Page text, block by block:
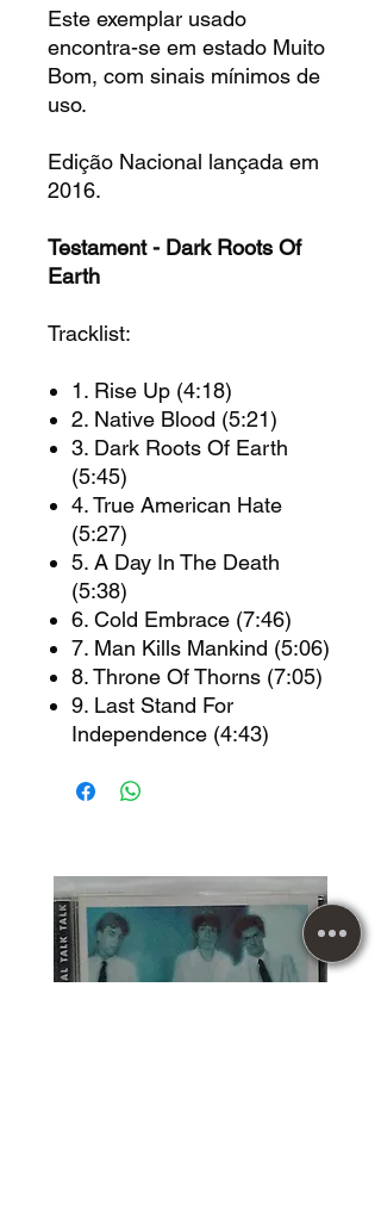
Este exemplar usado
encontra-se em estado Muito
Bom, com sinais mínimos de
uso.
Edição Nacional lançada em
2016.
Testament - Dark Roots Of
Earth
Tracklist:
1. Rise Up (4:18)
2. Native Blood (5:21)
3. Dark Roots Of Earth
(5:45)
4. True American Hate
(5:27)
5. A Day In The Death
(5:38)
6. Cold Embrace (7:46)
7. Man Kills Mankind (5:06)
8. Throne Of Thorns (7:05)
9. Last Stand For
Independence (4:43)